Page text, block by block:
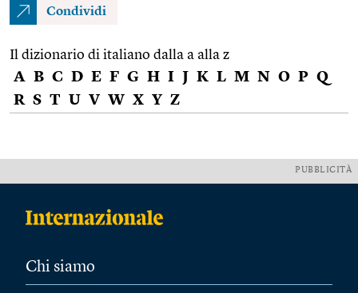
Condividi
Il dizionario di italiano dalla a alla z
A B C D E F G H I J K L M N O P Q
R S T U V W X Y Z
PUBBLICITÀ
Chi siamo